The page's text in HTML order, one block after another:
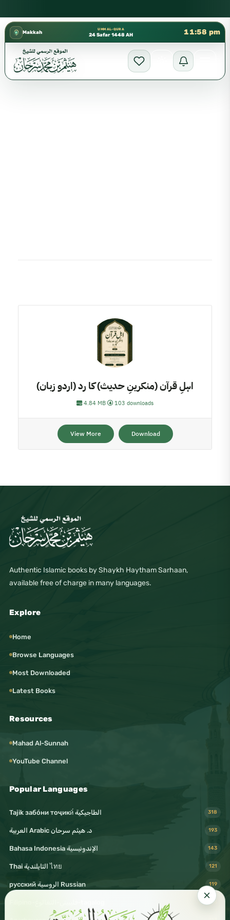
Makkah
UMM AL-QURA
24 Safar 1448 AH 11:58 pm
اہلِ قرآن (منکرینِ حدیث) کا رد (اردو زبان)
4.84 MB 103 downloads
View More Download
Authentic Islamic books by Shaykh Haytham Sarhaan,
available free of charge in many languages.
Explore
Home
Browse Languages
Most Downloaded
Latest Books
Resources
Mahad Al-Sunnah
YouTube Channel
Popular Languages
Tajik забо́ни тоҷикӣ́ الطاجيكية 318
د. هيثم سرحان Arabic العربية 193
Bahasa Indonesia الإندونيسية 143
Thai التايلندية ไทย 121
русский الروسية Russian 119
116